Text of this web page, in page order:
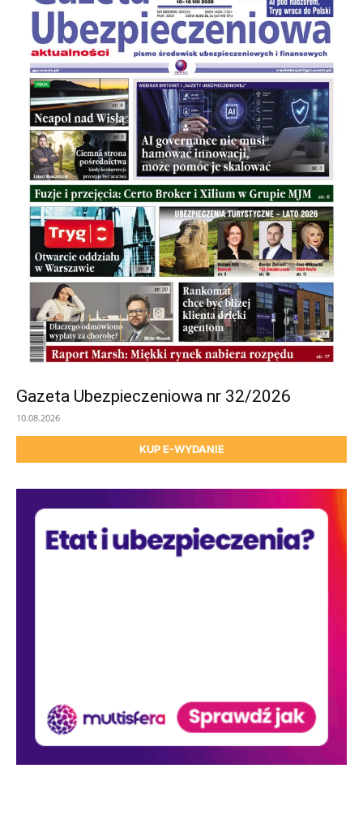
Gazeta Ubezpieczeniowa nr 32/2026
10.08.2026
KUP E-WYDANIE